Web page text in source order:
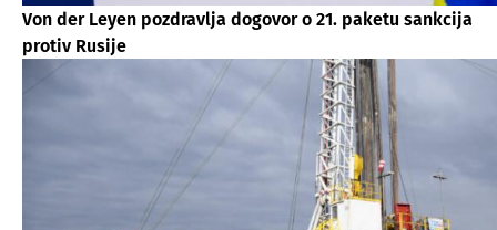
Von der Leyen pozdravlja dogovor o 21. paketu sankcija
protiv Rusije